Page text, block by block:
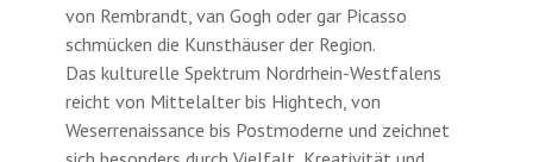
von Rembrandt, van Gogh oder gar Picasso
schmücken die Kunsthäuser der Region.
Das kulturelle Spektrum Nordrhein-Westfalens
reicht von Mittelalter bis Hightech, von
Weserrenaissance bis Postmoderne und zeichnet